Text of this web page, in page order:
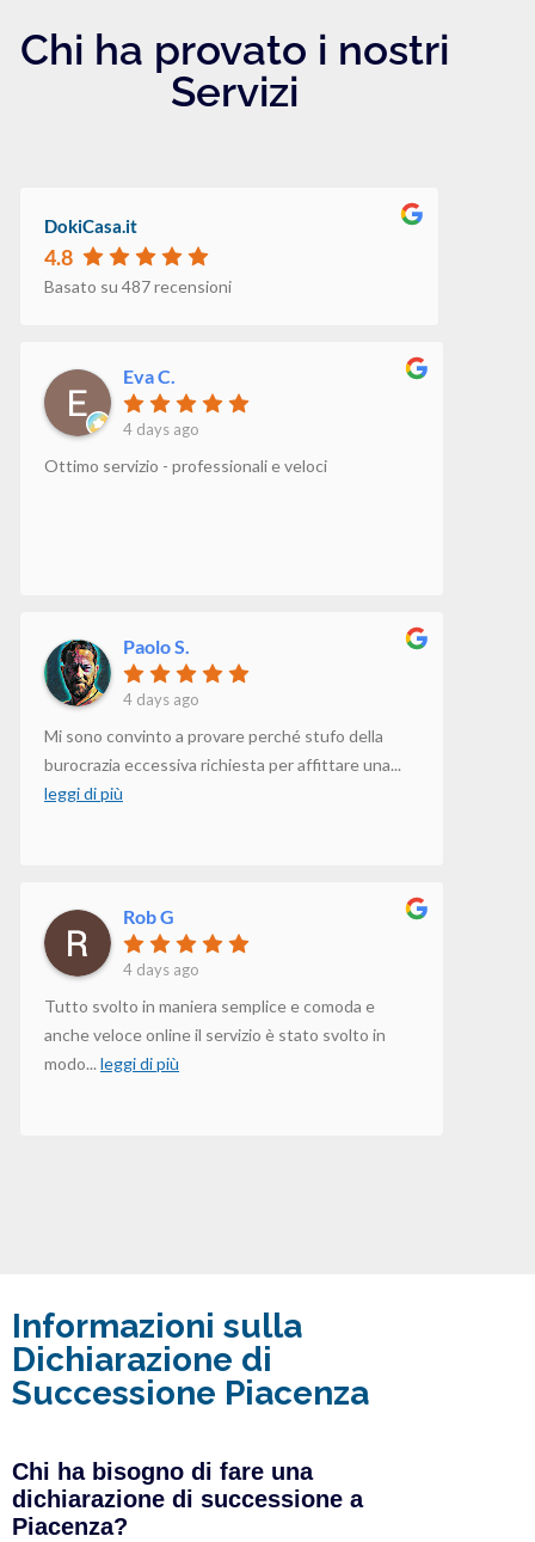
Chi ha provato i nostri
Servizi
DokiCasa.it
4.8
Basato su 487 recensioni
Eva C.
4 days ago
Ottimo servizio - professionali e veloci
Paolo S.
4 days ago
Mi sono convinto a provare perché stufo della
burocrazia eccessiva richiesta per affittare una...
leggi di più
Rob G
4 days ago
Tutto svolto in maniera semplice e comoda e
anche veloce online il servizio è stato svolto in
modo... leggi di più
Informazioni sulla
Dichiarazione di
Successione Piacenza
Chi ha bisogno di fare una
dichiarazione di successione a
Piacenza?